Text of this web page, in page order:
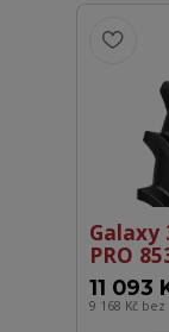
Galaxy
PRO
11 093
9 168 Kč bez